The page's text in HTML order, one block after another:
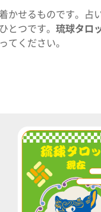
かせるものです。占
とつです。 琉球タロ
てください。
このカードは
「現在」
のカードです
貴方が自分の現在